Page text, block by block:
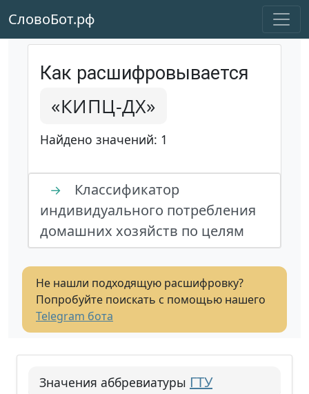
СловоБот.рф
Как расшифровывается
«КИПЦ-ДХ»
Найдено значений: 1
→
Классификатор
индивидуального потребления
домашних хозяйств по целям
Не нашли подходящую расшифровку?
Попробуйте поискать с помощью нашего
Telegram бота
Значения аббревиатуры ГТУ